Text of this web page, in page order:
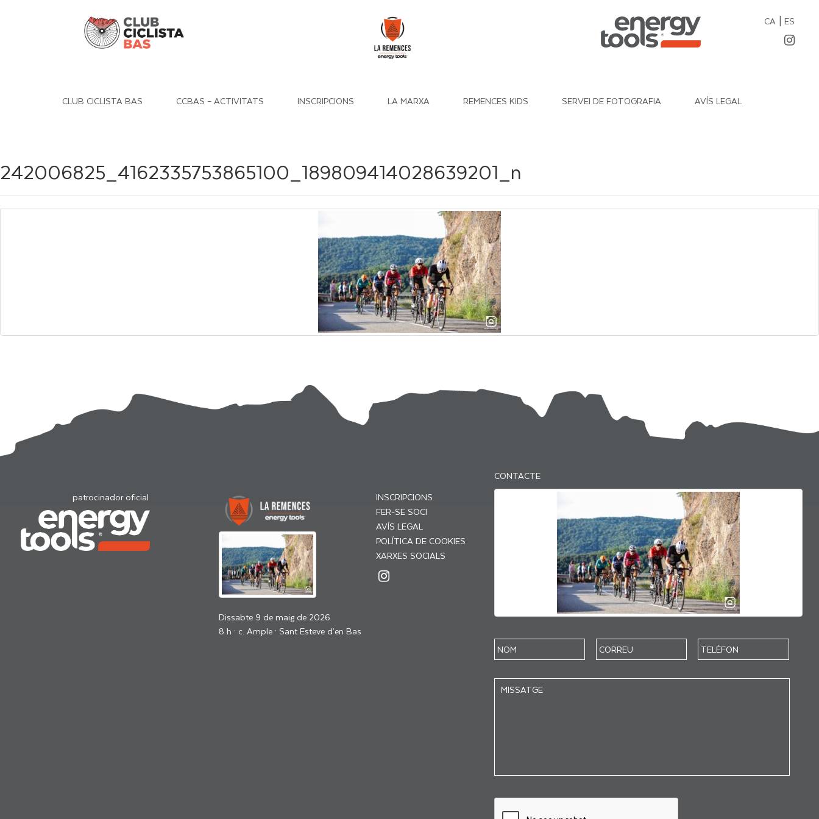
CA| ES
CLUB CICLISTA BAS CCBAS – ACTIVITATS INSCRIPCIONS LA MARXA REMENCES KIDS SERVEI DE FOTOGRAFIA AVÍS LEGAL
242006825_4162335753865100_189809414028639201_n
patrocinador oficial
Dissabte 9 de maig de 2026
8 h · c. Ample · Sant Esteve d’en Bas
INSCRIPCIONS
FER-SE SOCI
AVÍS LEGAL
POLÍTICA DE COOKIES
XARXES SOCIALS
CONTACTE